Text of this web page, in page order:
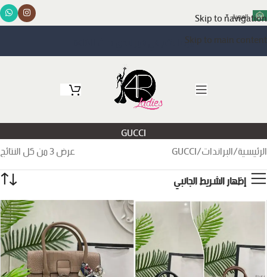
Skip to navigation
Skip to main content
العربية ▼
مرحبا بكم في فور ليدي حيث الأناقة
GUCCI
الرئيسية البراندات GUCCI
عرض ⁦3⁩ من كل النتائج
إظهار الشريط الجانبي